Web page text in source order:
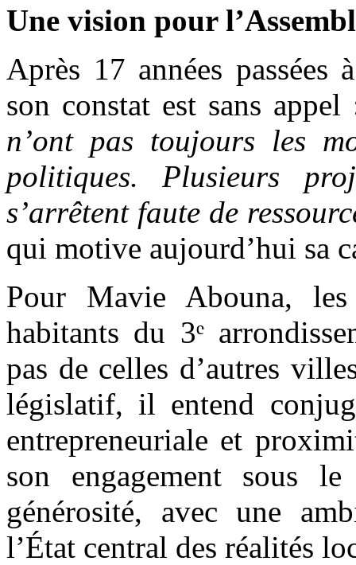
Une vision pour
Après 17 années
son constat est sans
n’ont pas toujours les
politiques. Plusieurs
s’arrêtent faute de
qui motive aujourd’hui sa
Pour Mavie Abouna,
habitants du 3ᵉ
pas de celles d’autres
législatif, il entend
entrepreneuriale et
son engagement sous
générosité, avec une
l’État central des réalités